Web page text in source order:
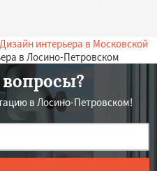
Дизайн интерьера в Московской
в Лосино-Петровском
в Лосино-Петровском!